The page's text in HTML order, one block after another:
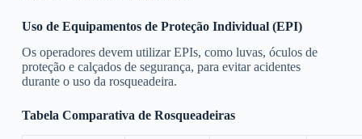
Uso de Equipamentos de Proteção Individual (EPI)
Os operadores devem utilizar EPIs, como luvas, óculos de
proteção e calçados de segurança, para evitar acidentes
durante o uso da rosqueadeira.
Tabela Comparativa de Rosqueadeiras